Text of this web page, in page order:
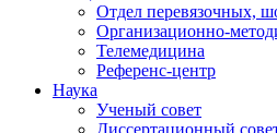
Отдел перевязочных,
Организационно-
Телемедицина
Референс-центр
Наука
Ученый совет
Диссертационный